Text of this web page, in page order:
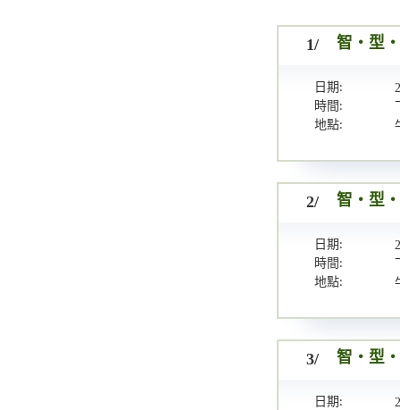
1/ 智・型
日期:
時間:
地點:
2/ 智・型
日期:
時間:
地點:
3/ 智・型
日期: